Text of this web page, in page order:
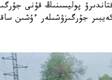
پوليسىنىڭ قۇنى
جۇرگىزۋشىلەر ءۇشىن